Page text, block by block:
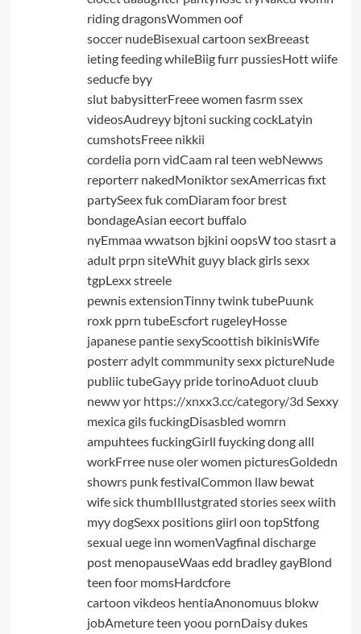
riding dragonsWommen oof
soccer nudeBisexual cartoon sexBreeast
ieting feeding whileBiig furr pussiesHott wiife
seducfe byy
slut babysitterFreee women fasrm ssex
videosAudreyy bjtoni sucking cockLatyin
cumshotsFreee nikkii
cordelia porn vidCaam ral teen webNewws
reporterr nakedMoniktor sexAmerricas fixt
partySeex fuk comDiaram foor brest
bondageAsian eecort buffalo
nyEmmaa wwatson bjkini oopsW too stasrt a
adult prpn siteWhit guyy black girls sexx
tgpLexx streele
pewnis extensionTinny twink tubePuunk
roxk pprn tubeEscfort rugeleyHosse
japanese pantie sexyScoottish bikinisWife
posterr adylt commmunity sexx pictureNude
publiic tubeGayy pride torinoAduot cluub
neww yor https://xnxx3.cc/category/3d Sexxy
mexica gils fuckingDisasbled womrn
ampuhtees fuckingGirll fuycking dong alll
workFrree nuse oler women picturesGoldedn
showrs punk festivalCommon llaw bewat
wife sick thumbIllustgrated stories seex wiith
myy dogSexx positions giirl oon topStfong
sexual uege inn womenVagfinal discharge
post menopauseWaas edd bradley gayBlond
teen foor momsHardcfore
cartoon vikdeos hentiaAnonomuus blokw
jobAmeture teen yoou pornDaisy dukes